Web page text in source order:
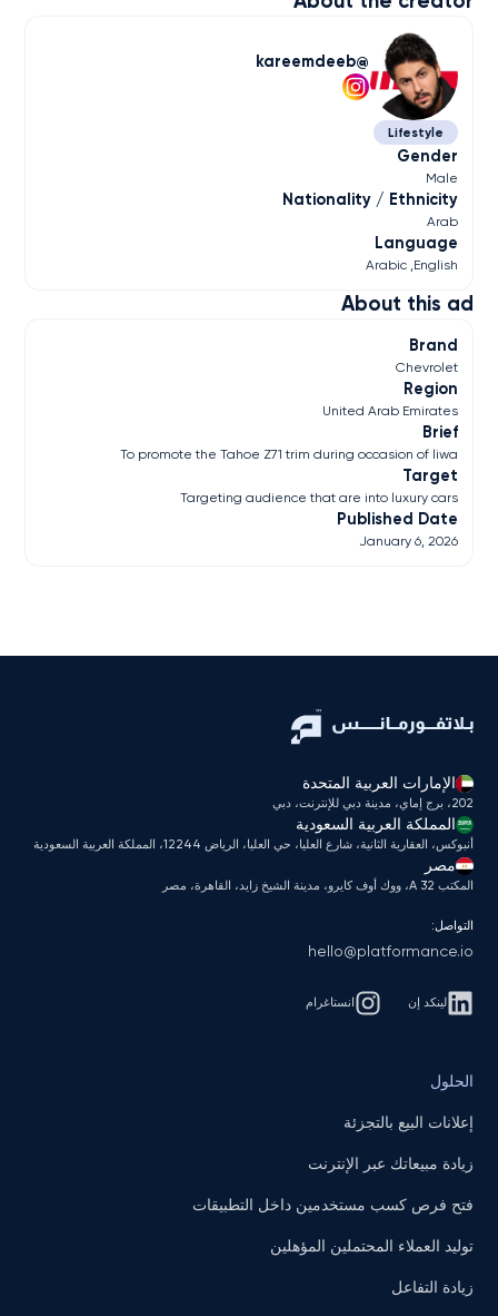
About this ad
Brand
Chevrolet
Region
United Arab Emirates
Brief
To promote the Tahoe Z71 trim during occasion of liwa
Target
Targeting audience that are into luxury cars
Published Date
January 6, 2026
kareemdeeb
Lifestyle
Gender
Male
Nationality / Ethnicity
Arab
Language
English
Arabic
الإمارات العربية المتحدة
202، برج إماي، مدينة دبي للإنترنت، دبي
المملكة العربية السعودية
أنبوكس، العقارية الثانية، شارع العليا، حي العليا، الرياض 12244، المملكة العربية السعودية
مصر
المكتب A 32، ووك أوف كايرو، مدينة الشيخ زايد، القاهرة، مصر
التواصل:
hello@platformance.io
لينكد إن انستاغرام
الحلول
إعلانات البيع بالتجزئة
زيادة مبيعاتك عبر الإنترنت
فتح فرص كسب مستخدمين داخل التطبيقات
توليد العملاء المحتملين المؤهلين
زيادة التفاعل